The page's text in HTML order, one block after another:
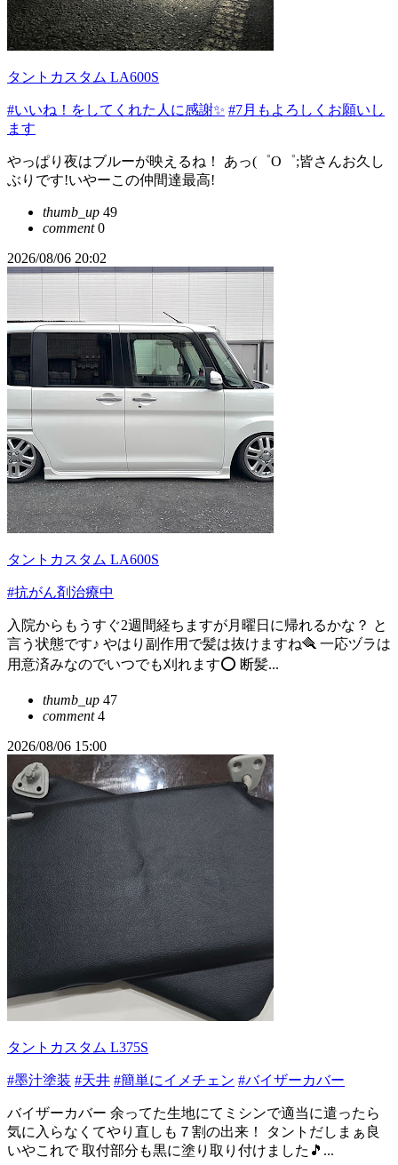
タントカスタム LA600S
#いいね！をしてくれた人に感謝✨ #7月もよろしくお願いし
ます
やっぱり夜はブルーが映えるね！ あっ(゜O゜;皆さんお久し
ぶりです!いやーこの仲間達最高!
thumb_up 49
comment0
2026/08/06 20:02
タントカスタム LA600S
#抗がん剤治療中
入院からもうすぐ2週間経ちますが月曜日に帰れるかな？ と
言う状態です♪ やはり副作用で髪は抜けますね🪮 一応ヅラは
用意済みなのでいつでも刈れます⭕️ 断髪...
thumb_up 47
comment4
2026/08/06 15:00
タントカスタム L375S
#墨汁塗装 #天井 #簡単にイメチェン #バイザーカバー
バイザーカバー 余ってた生地にてミシンで適当に遣ったら
気に入らなくてやり直しも７割の出来！ タントだしまぁ良
いやこれで 取付部分も黒に塗り取り付けました🎵...